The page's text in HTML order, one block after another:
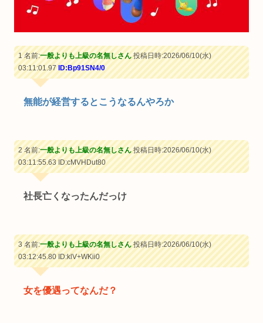
1 名前:一般よりも上級の名無しさん投稿日時:2026/06/10(水)
03:11:01.97ID:Bp91SN4/0
無能が経営するとこうなるんやろか
2 名前:一般よりも上級の名無しさん投稿日時:2026/06/10(水)
03:11:55.63ID:cMVHDut80
社長亡くなったんだっけ
3 名前:一般よりも上級の名無しさん投稿日時:2026/06/10(水)
03:12:45.80ID:klV+WKii0
女を優遇ってなんだ？